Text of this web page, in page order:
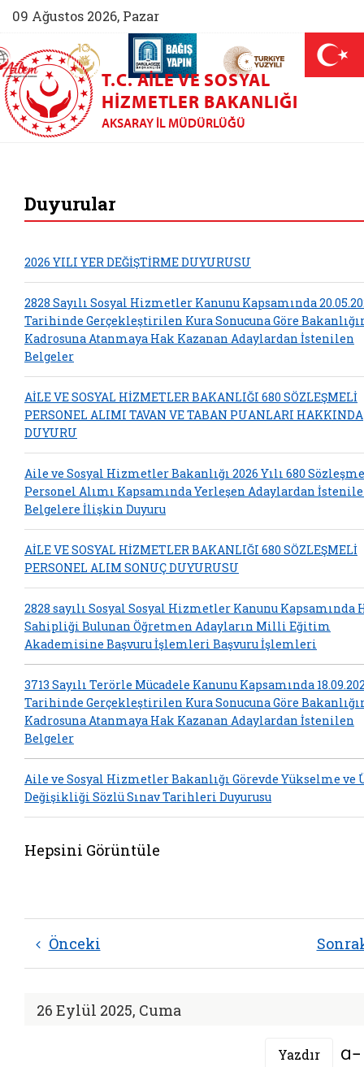
09 Ağustos 2026, Pazar
(yeni sekmede açılır)
AİLEM İletişim Merkezi (yeni sekmede açılır)
Aile ve Nüfus On Yılı (yeni sekmede açılır)
Darülaceze bağış sayfası (yeni
T.C. AILE VE SOSYAL
HIZMETLER BAKANLIĞI
AKSARAY İL MÜDÜRLÜĞÜ
Duyurular
2026 YILI YER DEĞİŞTİRME DUYURUSU
2828 Sayılı Sosyal Hizmetler Kanunu Kapsamında
Tarihinde Gerçekleştirilen Kura Sonucuna Göre
Kadrosuna Atanmaya Hak Kazanan Adaylardan İstenilen
Belgeler
AİLE VE SOSYAL HİZMETLER BAKANLIĞI 680 SÖZLEŞMELİ
PERSONEL ALIMI TAVAN VE TABAN PUANLARI HAKKINDA
DUYURU
Aile ve Sosyal Hizmetler Bakanlığı 2026 Yılı 680
Personel Alımı Kapsamında Yerleşen Adaylardan
Belgelere İlişkin Duyuru
AİLE VE SOSYAL HİZMETLER BAKANLIĞI 680 SÖZLEŞMELİ
PERSONEL ALIM SONUÇ DUYURUSU
2828 sayılı Sosyal Sosyal Hizmetler Kanunu Kapsamında
Sahipliği Bulunan Öğretmen Adayların Milli Eğitim
Akademisine Başvuru İşlemleri Başvuru İşlemleri
3713 Sayılı Terörle Mücadele Kanunu Kapsamında
Tarihinde Gerçekleştirilen Kura Sonucuna Göre
Kadrosuna Atanmaya Hak Kazanan Adaylardan İstenilen
Belgeler
Aile ve Sosyal Hizmetler Bakanlığı Görevde Yükselme ve
Değişikliği Sözlü Sınav Tarihleri Duyurusu
Hepsini Görüntüle
Önceki
26 Eylül 2025, Cuma
Yazdır